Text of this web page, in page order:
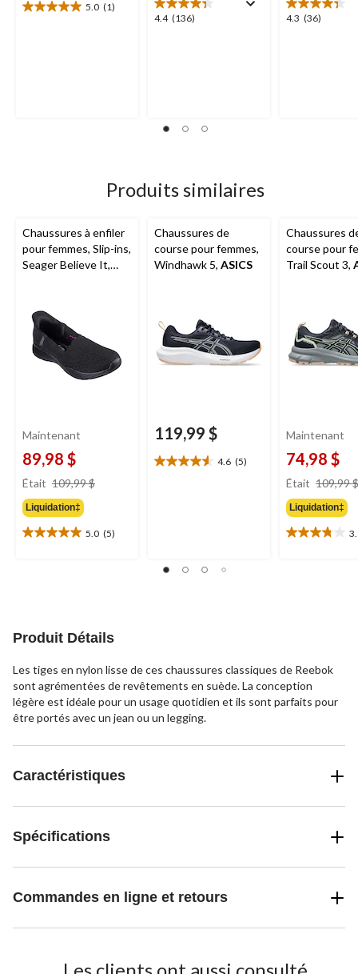
5.0 (1)
5.0
4.4 (136)
4.4
4.3 (36)
4.3
Produits similaires
Chaussures à enfiler
pour femmes, Slip-ins,
Seager Believe It,
Maintenant
89,98 $
Était 109,99 $
Liquidation‡
5.0 (5)
5.0
Chaussures de
course pour femmes,
Windhawk 5, ASICS
119,99 $
4.6 (5)
4.6
Chaussures
course pour
Trail Scout 3,
Maintenant
74,98 $
Était 109,99 $
Liquidation‡
3.8
Produit Détails
Les tiges en nylon lisse de ces chaussures classiques de Reebok
sont agrémentées de revêtements en suède. La conception
légère est idéale pour un usage quotidien et ils sont parfaits pour
être portés avec un jean ou un legging.
Caractéristiques
Spécifications
Commandes en ligne et retours